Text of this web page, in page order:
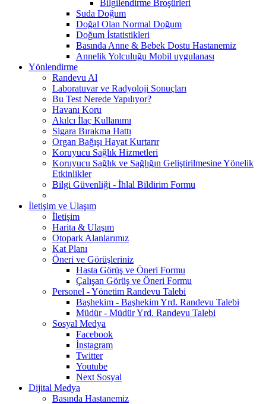
Bilgilendirme Broşürleri
Suda Doğum
Doğal Olan Normal Doğum
Doğum İstatistikleri
Basında Anne & Bebek Dostu Hastanemiz
Annelik Yolculuğu Mobil uygulanası
Yönlendirme
Randevu Al
Laboratuvar ve Radyoloji Sonuçları
Bu Test Nerede Yapılıyor?
Havanı Koru
Akılcı İlaç Kullanımı
Sigara Bırakma Hattı
Organ Bağışı Hayat Kurtarır
Koruyucu Sağlık Hizmetleri
Koruyucu Sağlık ve Sağlığın Geliştirilmesine Yönelik
Etkinlikler
Bilgi Güvenliği - İhlal Bildirim Formu
İletişim ve Ulaşım
İletişim
Harita & Ulaşım
Otopark Alanlarımız
Kat Planı
Öneri ve Görüşleriniz
Hasta Görüş ve Öneri Formu
Çalışan Görüş ve Öneri Formu
Personel - Yönetim Randevu Talebi
Başhekim - Başhekim Yrd. Randevu Talebi
Müdür - Müdür Yrd. Randevu Talebi
Sosyal Medya
Facebook
İnstagram
Twitter
Youtube
Next Sosyal
Dijital Medya
Basında Hastanemiz